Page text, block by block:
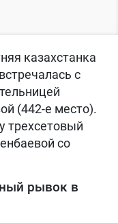
казахстанка
с
(442-е место).
трехсетовый
со
рывок в